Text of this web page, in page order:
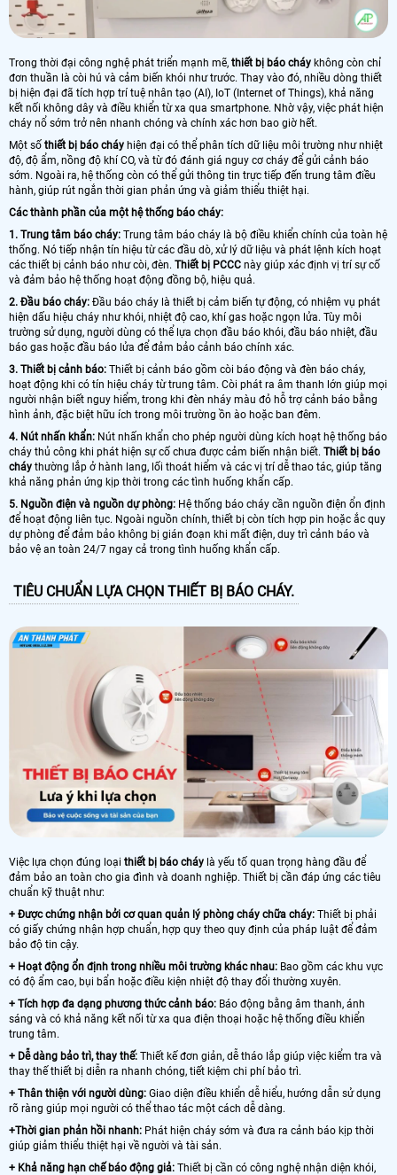
Trong thời đại công nghệ phát triển mạnh mẽ, thiết bị báo cháy không còn chỉ
đơn thuần là còi hú và cảm biến khói như trước. Thay vào đó, nhiều dòng thiết
bị hiện đại đã tích hợp trí tuệ nhân tạo (AI), IoT (Internet of Things), khả năng
kết nối không dây và điều khiển từ xa qua smartphone. Nhờ vậy, việc phát hiện
cháy nổ sớm trở nên nhanh chóng và chính xác hơn bao giờ hết.
Một số thiết bị báo cháy hiện đại có thể phân tích dữ liệu môi trường như nhiệt
độ, độ ẩm, nồng độ khí CO, và từ đó đánh giá nguy cơ cháy để gửi cảnh báo
sớm. Ngoài ra, hệ thống còn có thể gửi thông tin trực tiếp đến trung tâm điều
hành, giúp rút ngắn thời gian phản ứng và giảm thiểu thiệt hại.
Các thành phần của một hệ thống báo cháy:
1. Trung tâm báo cháy: Trung tâm báo cháy là bộ điều khiển chính của toàn hệ
thống. Nó tiếp nhận tín hiệu từ các đầu dò, xử lý dữ liệu và phát lệnh kích hoạt
các thiết bị cảnh báo như còi, đèn. Thiết bị PCCC này giúp xác định vị trí sự cố
và đảm bảo hệ thống hoạt động đồng bộ, hiệu quả.
2. Đầu báo cháy: Đầu báo cháy là thiết bị cảm biến tự động, có nhiệm vụ phát
hiện dấu hiệu cháy như khói, nhiệt độ cao, khí gas hoặc ngọn lửa. Tùy môi
trường sử dụng, người dùng có thể lựa chọn đầu báo khói, đầu báo nhiệt, đầu
báo gas hoặc đầu báo lửa để đảm bảo cảnh báo chính xác.
3. Thiết bị cảnh báo: Thiết bị cảnh báo gồm còi báo động và đèn báo cháy,
hoạt động khi có tín hiệu cháy từ trung tâm. Còi phát ra âm thanh lớn giúp mọi
người nhận biết nguy hiểm, trong khi đèn nháy màu đỏ hỗ trợ cảnh báo bằng
hình ảnh, đặc biệt hữu ích trong môi trường ồn ào hoặc ban đêm.
4. Nút nhấn khẩn: Nút nhấn khẩn cho phép người dùng kích hoạt hệ thống báo
cháy thủ công khi phát hiện sự cố chưa được cảm biến nhận biết. Thiết bị báo
cháy thường lắp ở hành lang, lối thoát hiểm và các vị trí dễ thao tác, giúp tăng
khả năng phản ứng kịp thời trong các tình huống khẩn cấp.
5. Nguồn điện và nguồn dự phòng: Hệ thống báo cháy cần nguồn điện ổn định
để hoạt động liên tục. Ngoài nguồn chính, thiết bị còn tích hợp pin hoặc ắc quy
dự phòng để đảm bảo không bị gián đoạn khi mất điện, duy trì cảnh báo và
bảo vệ an toàn 24/7 ngay cả trong tình huống khẩn cấp.
TIÊU CHUẨN LỰA CHỌN THIẾT BỊ BÁO CHÁY.
Việc lựa chọn đúng loại thiết bị báo cháy là yếu tố quan trọng hàng đầu để
đảm bảo an toàn cho gia đình và doanh nghiệp. Thiết bị cần đáp ứng các tiêu
chuẩn kỹ thuật như:
+ Được chứng nhận bởi cơ quan quản lý phòng cháy chữa cháy: Thiết bị phải
có giấy chứng nhận hợp chuẩn, hợp quy theo quy định của pháp luật để đảm
bảo độ tin cậy.
+ Hoạt động ổn định trong nhiều môi trường khác nhau: Bao gồm các khu vực
có độ ẩm cao, bụi bẩn hoặc điều kiện nhiệt độ thay đổi thường xuyên.
+ Tích hợp đa dạng phương thức cảnh báo: Báo động bằng âm thanh, ánh
sáng và có khả năng kết nối từ xa qua điện thoại hoặc hệ thống điều khiển
trung tâm.
+ Dễ dàng bảo trì, thay thế: Thiết kế đơn giản, dễ tháo lắp giúp việc kiểm tra và
thay thế thiết bị diễn ra nhanh chóng, tiết kiệm chi phí bảo trì.
+ Thân thiện với người dùng: Giao diện điều khiển dễ hiểu, hướng dẫn sử dụng
rõ ràng giúp mọi người có thể thao tác một cách dễ dàng.
+Thời gian phản hồi nhanh: Phát hiện cháy sớm và đưa ra cảnh báo kịp thời
giúp giảm thiểu thiệt hại về người và tài sản.
+ Khả năng hạn chế báo động giả: Thiết bị cần có công nghệ nhận diện khói,